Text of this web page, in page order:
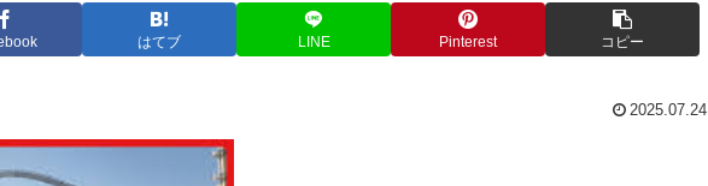
はてブ LINE Pinterest コピー
2025.07.24